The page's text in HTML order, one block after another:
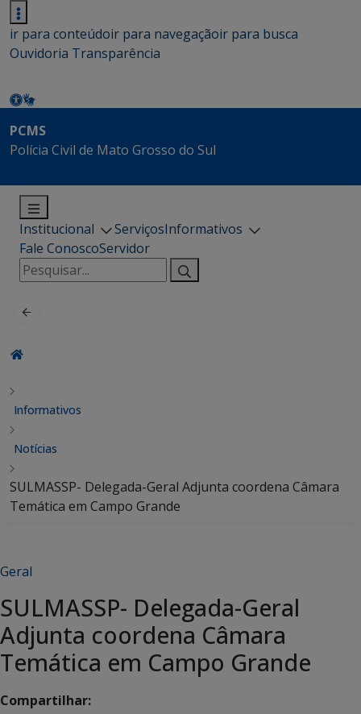
ir para conteúdoir para navegaçãoir para busca
Ouvidoria Transparência
PCMS
Polícia Civil de Mato Grosso do Sul
Institucional ServiçosInformativos
Fale ConoscoServidor
Pesquisar
por:
Informativos
Notícias
SULMASSP- Delegada-Geral Adjunta coordena Câmara
Temática em Campo Grande
Geral
SULMASSP- Delegada-Geral
Adjunta coordena Câmara
Temática em Campo Grande
Compartilhar: